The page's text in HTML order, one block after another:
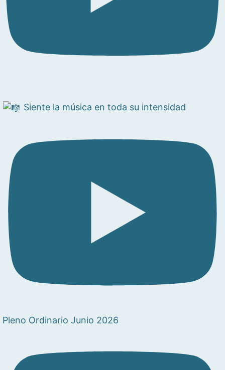
Siente la música en toda su intensidad
Pleno Ordinario Junio 2026